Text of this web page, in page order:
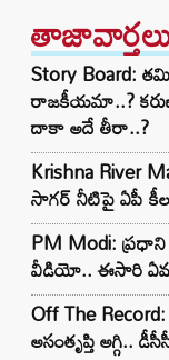
Story Board:
రాజకీయమా..?
దాకా అదే తీరా..?
Krishna River
సాగర్ నీటిపై ఏపీ
PM Modi:
వీడియో.. ఈసారి
Off The
అసంతృప్తి అగ్గి..